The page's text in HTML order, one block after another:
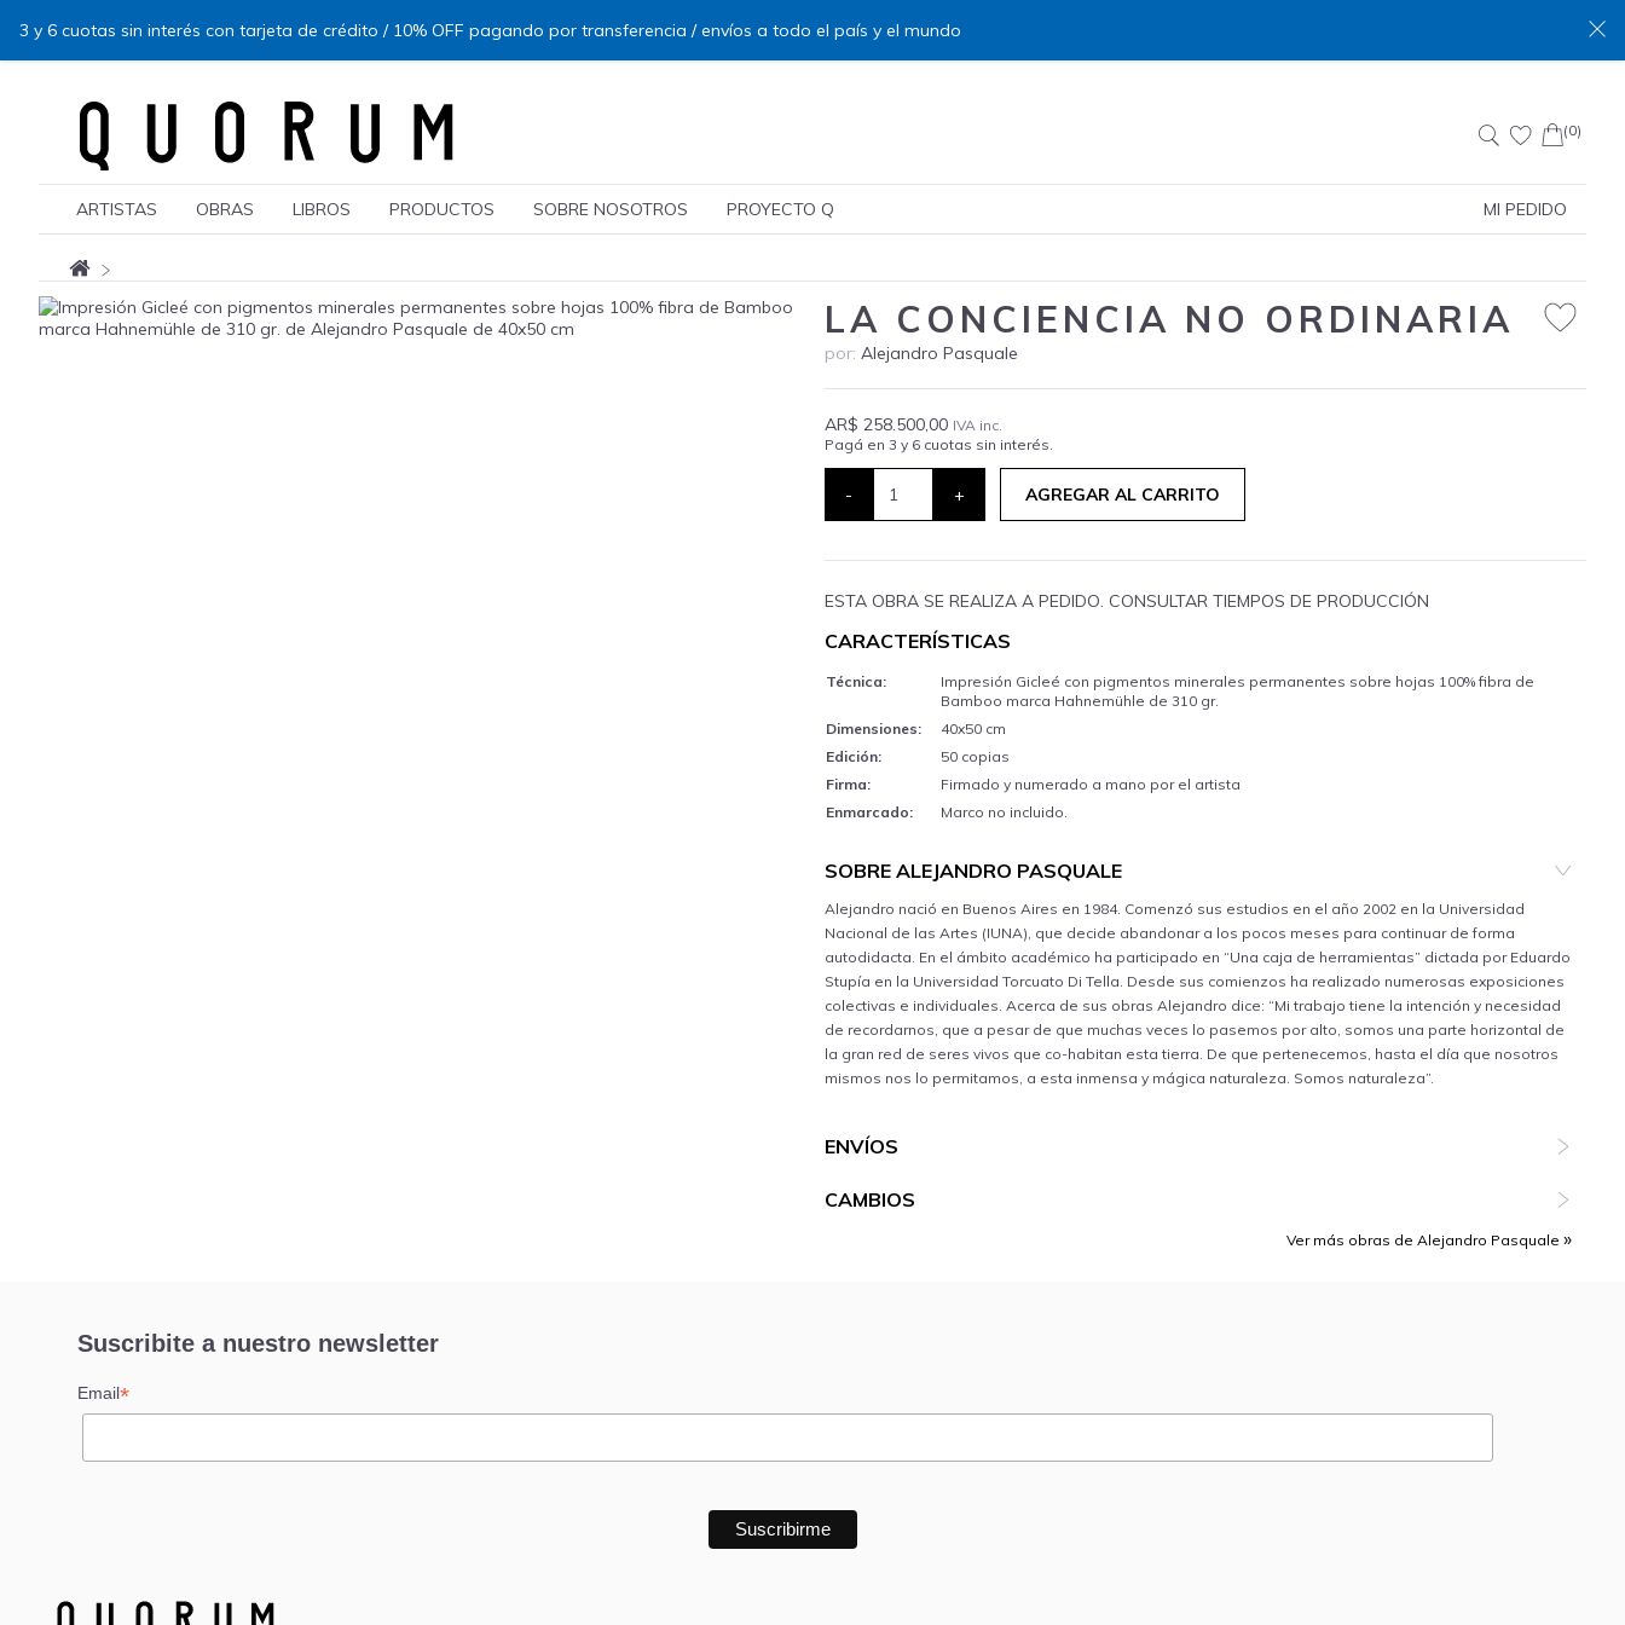
3 y 6 cuotas sin interés con tarjeta de crédito / 10% OFF pagando por transferencia / envíos a todo el país y el mundo
Buscar:
(0)
ARTISTAS OBRAS LIBROS PRODUCTOS SOBRE NOSOTROS PROYECTO Q MI PEDIDO
LA CONCIENCIA NO ORDINARIA
por: Alejandro Pasquale
AR$ 258.500,00 IVA inc.
Pagá en 3 y 6 cuotas sin interés.
- + AGREGAR AL CARRITO
ESTA OBRA SE REALIZA A PEDIDO. CONSULTAR TIEMPOS DE PRODUCCIÓN
CARACTERÍSTICAS
Técnica:
Impresión Gicleé con pigmentos minerales permanentes sobre hojas 100% fibra de
Bamboo marca Hahnemühle de 310 gr.
Dimensiones:
40x50 cm
Edición:
50 copias
Firma:
Firmado y numerado a mano por el artista
Enmarcado:
Marco no incluido.
SOBRE ALEJANDRO PASQUALE
Alejandro nació en Buenos Aires en 1984. Comenzó sus estudios en el año 2002 en la Universidad
Nacional de las Artes (IUNA), que decide abandonar a los pocos meses para continuar de forma
autodidacta. En el ámbito académico ha participado en “Una caja de herramientas” dictada por Eduardo
Stupía en la Universidad Torcuato Di Tella. Desde sus comienzos ha realizado numerosas exposiciones
colectivas e individuales. Acerca de sus obras Alejandro dice: “Mi trabajo tiene la intención y necesidad
de recordarnos, que a pesar de que muchas veces lo pasemos por alto, somos una parte horizontal de
la gran red de seres vivos que co-habitan esta tierra. De que pertenecemos, hasta el día que nosotros
mismos nos lo permitamos, a esta inmensa y mágica naturaleza. Somos naturaleza”.
ENVÍOS
CAMBIOS
Ver más obras de Alejandro Pasquale
Suscribite a nuestro newsletter
Email*